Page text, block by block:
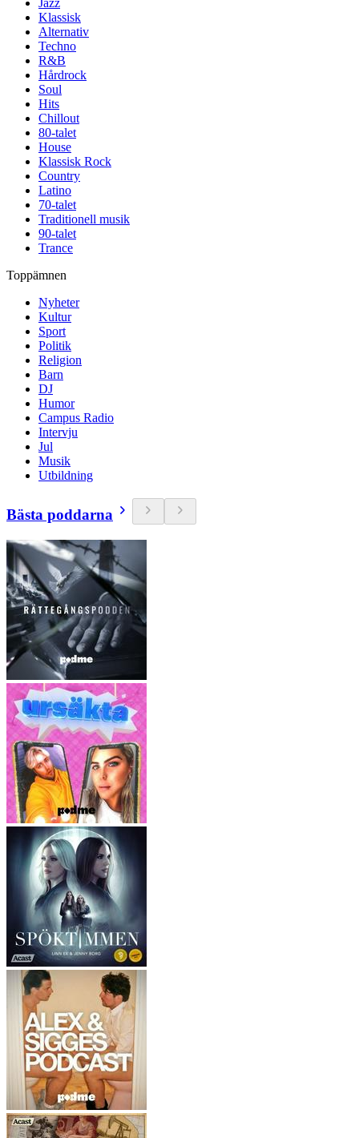
Jazz
Klassisk
Alternativ
Techno
R&B
Hårdrock
Soul
Hits
Chillout
80-talet
House
Klassisk Rock
Country
Latino
70-talet
Traditionell musik
90-talet
Trance
Toppämnen
Nyheter
Kultur
Sport
Politik
Religion
Barn
DJ
Humor
Campus Radio
Intervju
Jul
Musik
Utbildning
Bästa poddarna